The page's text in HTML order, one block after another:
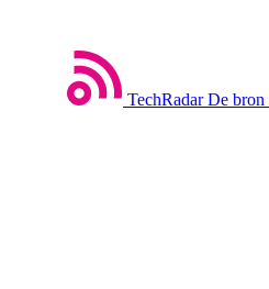
TechRadar De bron